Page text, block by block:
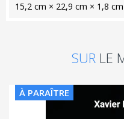
15,2 cm × 22,9 cm × 1,8 cm
SUR LE
À PARAÎTRE